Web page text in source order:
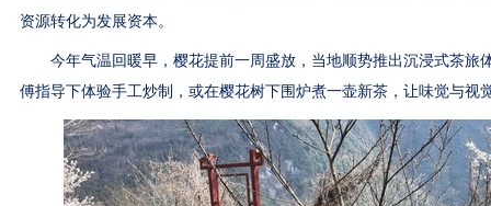
资源转化为发展资本。
今年气温回暖早，樱花提前一周盛放，当地顺势推出沉浸式茶旅
傅指导下体验手工炒制，或在樱花树下围炉煮一壶新茶，让味觉与视